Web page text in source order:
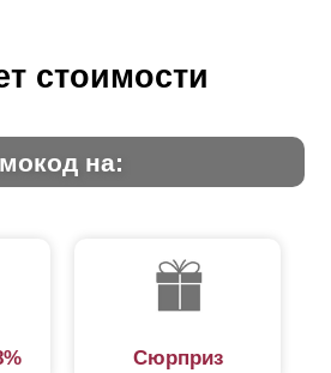
стоимости
на:
Сюрприз